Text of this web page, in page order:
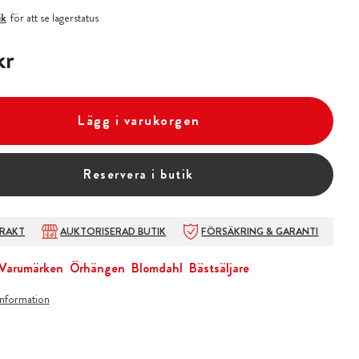
för att se lagerstatus
Lägg i varukorgen
Reservera i butik
AUKTORISERAD BUTIK FÖRSÄKRING & GARANTI
Örhängen Blomdahl Bästsäljare